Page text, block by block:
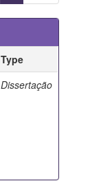
Type
Dissertação